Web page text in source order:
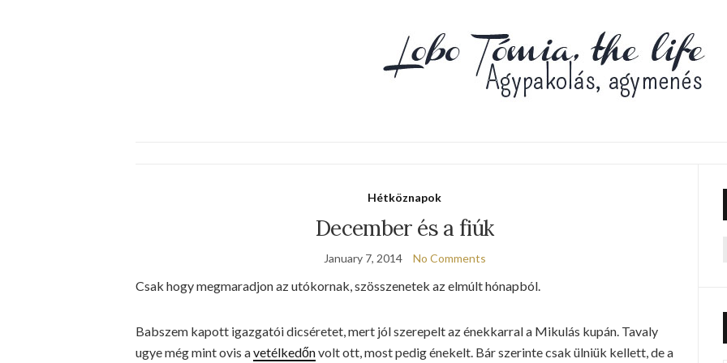
Hétköznapok
December és a fiúk
January 7, 2014 No Comments
Csak hogy megmaradjon az utókornak, szösszenetek az elmúlt hónapból.
Babszem kapott igazgatói dicséretet, mert jól szerepelt az énekkarral a Mikulás kupán. Tavaly
ugye még mint ovis avetélkedőnvolt ott, most pedig énekelt. Bár szerinte csak ülniük kellett, de a